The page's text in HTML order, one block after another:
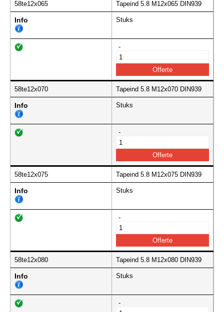
58te12x065 Tapeind 5.8 M12x065 DIN939
Info Stuks
-
58te12x070 Tapeind 5.8 M12x070 DIN939
Info Stuks
-
58te12x075 Tapeind 5.8 M12x075 DIN939
Info Stuks
-
58te12x080 Tapeind 5.8 M12x080 DIN939
Info Stuks
-